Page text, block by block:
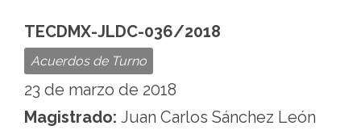
TECDMX-JLDC-036/2018
Acuerdos de Turno
23 de marzo de 2018
Magistrado: Juan Carlos Sánchez León